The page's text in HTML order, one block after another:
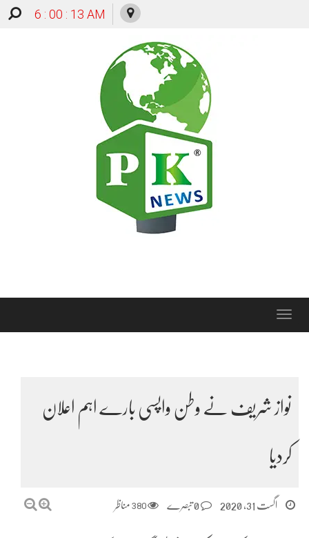
6 : 00 : 14 AM
Toggle
نواز شریف نے وطن واپسی بارے اہم اعلان
کردیا
اگست 31, 2020 380 مناظر